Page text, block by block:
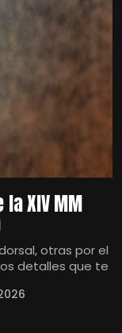
la XIV MM
otras por el
detalles que te